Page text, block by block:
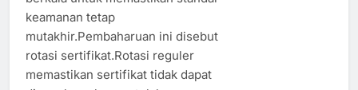
keamanan tetap
mutakhir.Pembaharuan ini disebut
rotasi sertifikat.Rotasi reguler
memastikan sertifikat tidak dapat